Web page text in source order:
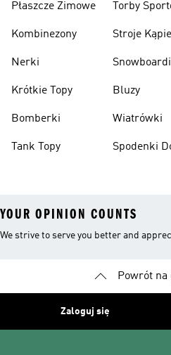
Płaszcze Zimowe
Kombinezony
Nerki
Krótkie Topy
Bomberki
Tank Topy
Torby
Stroje
Bluzy
Wiatrówki
Spodenki
YOUR OPINION COUNTS
We strive to serve you better and
Powrót
Zaloguj się